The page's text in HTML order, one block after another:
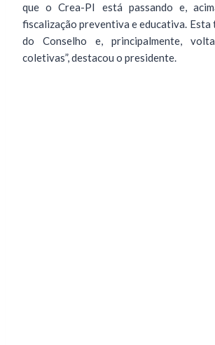
que o Crea-PI está passando e,
fiscalização preventiva e educativa. Esta
do Conselho e, principalmente,
coletivas”, destacou o presidente.